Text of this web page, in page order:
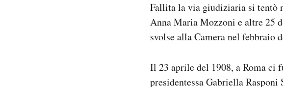
Fallita la via giudiziaria si tentò
Anna Maria Mozzoni e altre 25
svolse alla Camera nel febbraio
Il 23 aprile del 1908, a Roma ci
presidentessa Gabriella